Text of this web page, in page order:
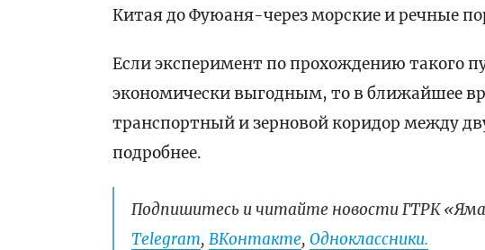
Китая до Фуюаня-через морские и речные
Если эксперимент по прохождению такого
экономически выгодным, то в ближайшее
транспортный и зерновой коридор между
подробнее.
Подпишитесь и читайте новости ГТРК
Telegram,ВКонтакте,Одноклассники.